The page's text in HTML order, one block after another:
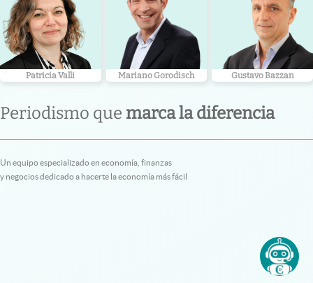
Patricia Valli Mariano Gorodisch Gustavo Bazzan
Periodismo que marca la diferencia
Un equipo especializado en economía, finanzas
y negocios dedicado a hacerte la economía más fácil